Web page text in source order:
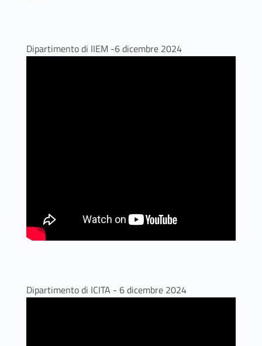
Dipartimento di IIEM -6 dicembre 2024
Dipartimento di ICITA - 6 dicembre 2024